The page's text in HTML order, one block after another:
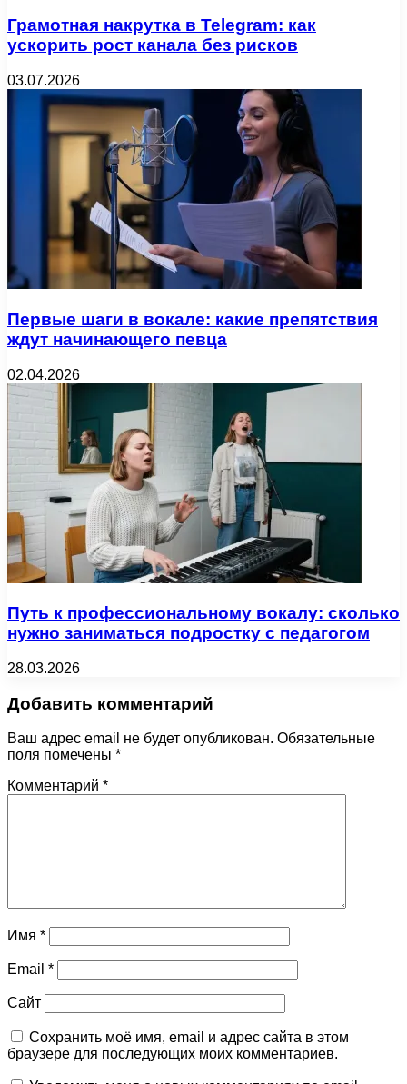
Грамотная накрутка в Telegram: как
ускорить рост канала без рисков
03.07.2026
Первые шаги в вокале: какие препятствия
ждут начинающего певца
02.04.2026
Путь к профессиональному вокалу: сколько
нужно заниматься подростку с педагогом
28.03.2026
Добавить комментарий
Ваш адрес email не будет опубликован. Обязательные
поля помечены *
Комментарий *
Имя *
Email *
Сайт
Сохранить моё имя, email и адрес сайта в этом
браузере для последующих моих комментариев.